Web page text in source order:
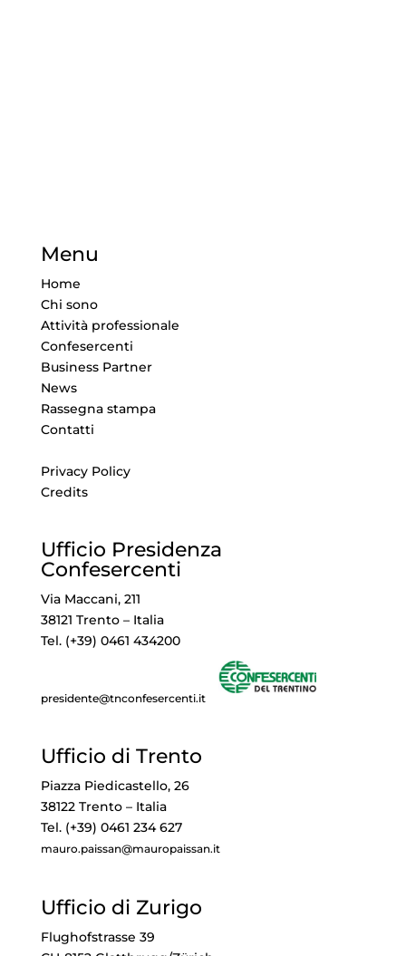
Menu
Home
Chi sono
Attività professionale
Confesercenti
Business Partner
News
Rassegna stampa
Contatti
Privacy Policy
Credits
Ufficio Presidenza
Confesercenti
Via Maccani, 211
38121 Trento – Italia
Tel. (+39) 0461 434200
presidente@tnconfesercenti.it
Ufficio di Trento
Piazza Piedicastello, 26
38122 Trento – Italia
Tel. (+39) 0461 234 627
mauro.paissan@mauropaissan.it
Ufficio di Zurigo
Flughofstrasse 39